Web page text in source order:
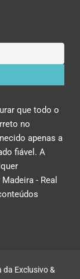
que todo o
no
apenas a
fiável. A
- Real
Exclusivo &